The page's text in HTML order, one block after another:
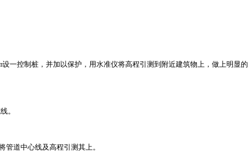
一控制桩，并加以保护，用水准仪将高程引测到附近建筑物上，做上明显的
。
管道中心线及高程引测其上。